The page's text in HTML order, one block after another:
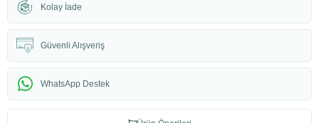
Kolay İade
Güvenli Alışveriş
WhatsApp Destek